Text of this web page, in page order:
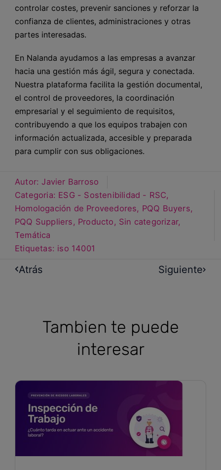
controlar costes, prevenir sanciones y reforzar la
confianza de clientes, administraciones y otras
partes interesadas.
En Nalanda ayudamos a las empresas a avanzar
hacia una gestión más ágil, segura y conectada.
Nuestra plataforma facilita la gestión documental,
el control de proveedores, la coordinación
empresarial y el seguimiento de requisitos,
contribuyendo a que los equipos trabajen con
información actualizada, accesible y preparada
para cumplir con sus obligaciones.
Autor: Javier Barroso
Categoria: ESG - Sostenibilidad - RSC,
Homologación de Proveedores, PQQ Buyers,
PQQ Suppliers, Producto, Sin categorizar,
Temática
Etiquetas: iso 14001
Atrás Siguiente
Tambien te puede
interesar